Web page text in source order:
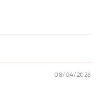
08/04/2026